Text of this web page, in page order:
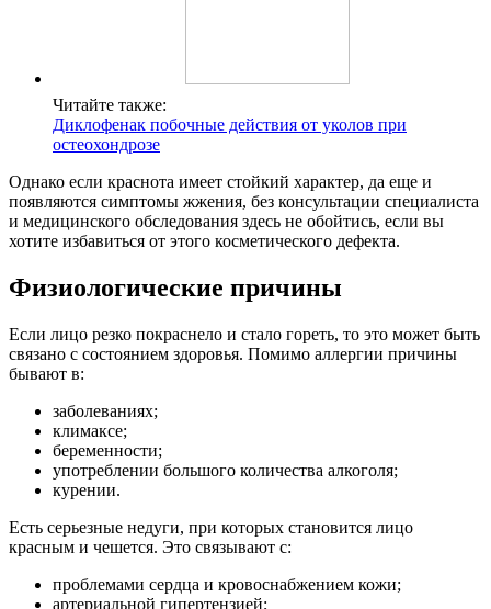
Читайте также:
Диклофенак побочные действия от уколов при
остеохондрозе
Однако если краснота имеет стойкий характер, да еще и
появляются симптомы жжения, без консультации специалиста
и медицинского обследования здесь не обойтись, если вы
хотите избавиться от этого косметического дефекта.
Физиологические причины
Если лицо резко покраснело и стало гореть, то это может быть
связано с состоянием здоровья. Помимо аллергии причины
бывают в:
заболеваниях;
климаксе;
беременности;
употреблении большого количества алкоголя;
курении.
Есть серьезные недуги, при которых становится лицо
красным и чешется. Это связывают с:
проблемами сердца и кровоснабжением кожи;
артериальной гипертензией;